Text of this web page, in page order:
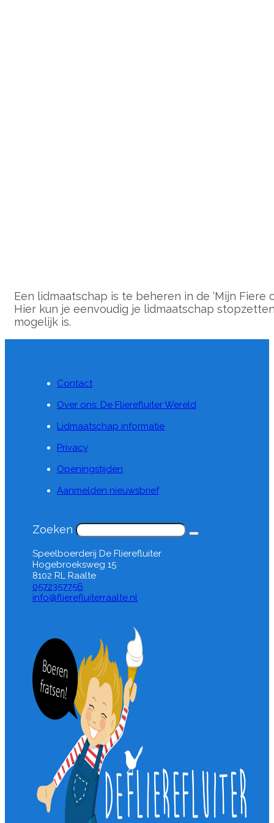
Een lidmaatschap is te beheren in de ‘Mijn Fiere
Hier kun je eenvoudig je lidmaatschap
mogelijk is.
Contact
Over ons: De Flierefluiter Wereld
Lidmaatschap informatie
Privacy
Openingstijden
Aanmelden nieuwsbrief
Zoeken
Speelboerderij De Flierefluiter
Hogebroeksweg 15
8102 RL Raalte
0572357756
info@flierefluiterraalte.nl